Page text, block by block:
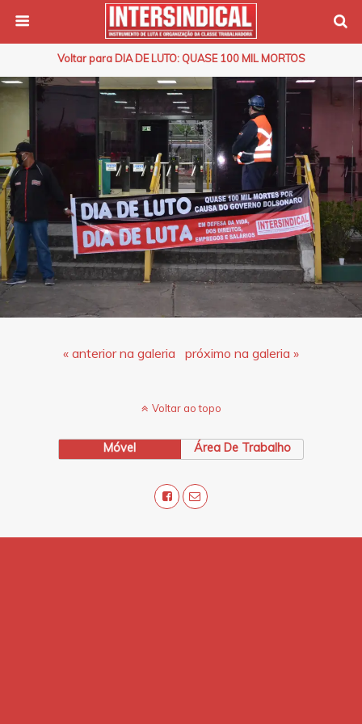
Voltar para DIA DE LUTO: QUASE 100 MIL MORTOS
« anterior na galeria próximo na galeria »
Voltar ao topo
Móvel Área De Trabalho